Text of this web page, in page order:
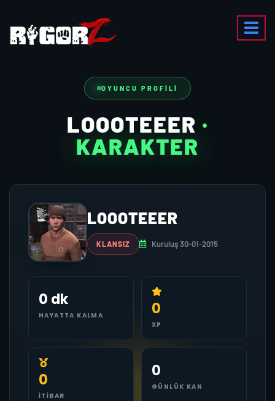
OYUNCU PROFILI
LOOOTEEER ·
KARAKTER
LOOOTEEER
KLANSIZ Kuruluş 30-01-2015
0 dk
HAYATTA KALMA 0
XP
0
İTIBAR
0
GÜNLÜK KAN